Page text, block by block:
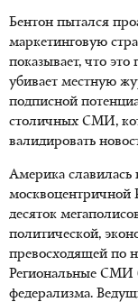
Бентон пытался
маркетинговую
показывает, что
убивает местную
подписной
столичных СМИ,
валидировать
Америка славилась
москвоцентричной
десяток
политической,
превосходящей по
Региональные СМИ
федерализма.